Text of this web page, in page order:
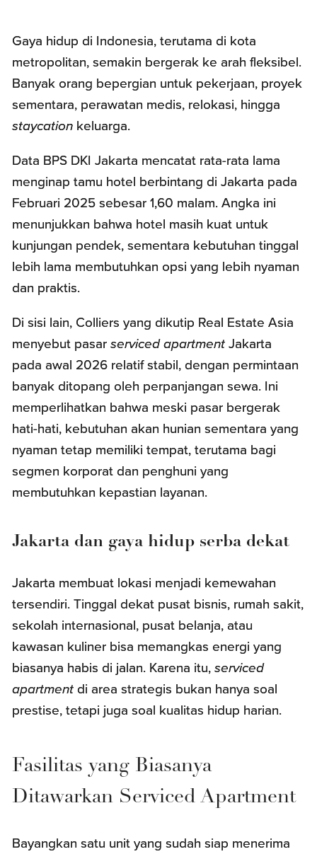
Gaya hidup di Indonesia, terutama di kota
metropolitan, semakin bergerak ke arah fleksibel.
Banyak orang bepergian untuk pekerjaan, proyek
sementara, perawatan medis, relokasi, hingga
staycation keluarga.
Data BPS DKI Jakarta mencatat rata-rata lama
menginap tamu hotel berbintang di Jakarta pada
Februari 2025 sebesar 1,60 malam. Angka ini
menunjukkan bahwa hotel masih kuat untuk
kunjungan pendek, sementara kebutuhan tinggal
lebih lama membutuhkan opsi yang lebih nyaman
dan praktis.
Di sisi lain, Colliers yang dikutip Real Estate Asia
menyebut pasarserviced apartment Jakarta
pada awal 2026 relatif stabil, dengan permintaan
banyak ditopang oleh perpanjangan sewa. Ini
memperlihatkan bahwa meski pasar bergerak
hati-hati, kebutuhan akan hunian sementara yang
nyaman tetap memiliki tempat, terutama bagi
segmen korporat dan penghuni yang
membutuhkan kepastian layanan.
Jakarta dan gaya hidup serba dekat
Jakarta membuat lokasi menjadi kemewahan
tersendiri. Tinggal dekat pusat bisnis, rumah sakit,
sekolah internasional, pusat belanja, atau
kawasan kuliner bisa memangkas energi yang
biasanya habis di jalan. Karena itu,serviced
apartment di area strategis bukan hanya soal
prestise, tetapi juga soal kualitas hidup harian.
Fasilitas yang Biasanya
Ditawarkan Serviced Apartment
Bayangkan satu unit yang sudah siap menerima